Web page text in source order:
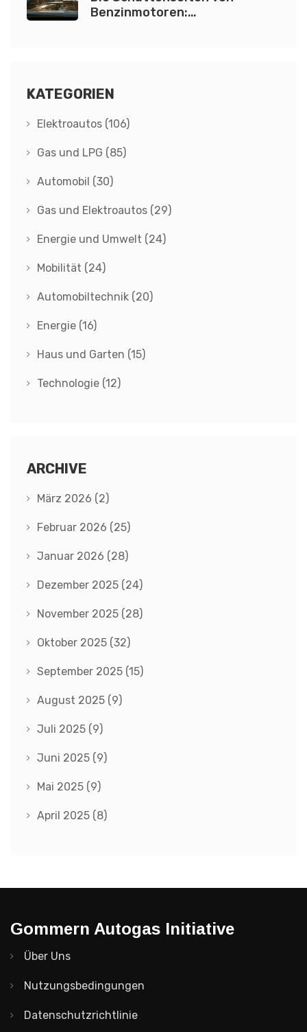
Benzinmotoren:
KATEGORIEN
Elektroautos (106)
Gas und LPG (85)
Automobil (30)
Gas und Elektroautos (29)
Energie und Umwelt (24)
Mobilität (24)
Automobiltechnik (20)
Energie (16)
Haus und Garten (15)
Technologie (12)
ARCHIVE
März 2026 (2)
Februar 2026 (25)
Januar 2026 (28)
Dezember 2025 (24)
November 2025 (28)
Oktober 2025 (32)
September 2025 (15)
August 2025 (9)
Juli 2025 (9)
Juni 2025 (9)
Mai 2025 (9)
April 2025 (8)
Gommern Autogas Initiative
Über Uns
Nutzungsbedingungen
Datenschutzrichtlinie